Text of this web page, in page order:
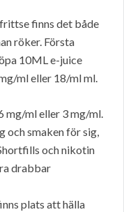
finns det både
röker. Första
10ML e-juice
ml eller 18/ml ml.
mg/ml eller 3 mg/ml.
och smaken för sig,
och nikotin
drabbar
plats att hälla